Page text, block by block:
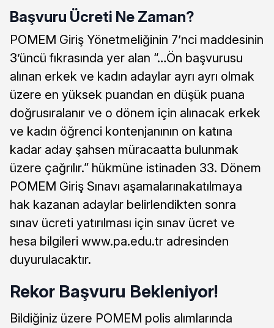
Başvuru Ücreti Ne Zaman?
POMEM Giriş Yönetmeliğinin 7’nci maddesinin
3’üncü fıkrasında yer alan “…Ön başvurusu
alınan erkek ve kadın adaylar ayrı ayrı olmak
üzere en yüksek puandan en düşük puana
doğrusıralanır ve o dönem için alınacak erkek
ve kadın öğrenci kontenjanının on katına
kadar aday şahsen müracaatta bulunmak
üzere çağrılır.” hükmüne istinaden 33. Dönem
POMEM Giriş Sınavı aşamalarınakatılmaya
hak kazanan adaylar belirlendikten sonra
sınav ücreti yatırılması için sınav ücret ve
hesa bilgileri www.pa.edu.tr adresinden
duyurulacaktır.
Rekor Başvuru Bekleniyor!
Bildiğiniz üzere POMEM polis alımlarında